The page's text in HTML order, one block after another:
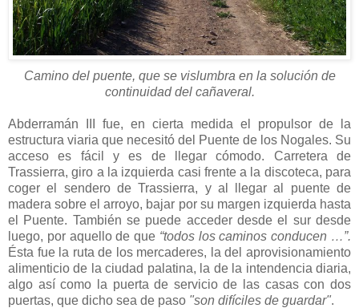
Camino del puente, que se vislumbra en la solución de
continuidad del cañaveral.
Abderramán III fue, en cierta medida el propulsor de la
estructura viaria que necesitó del Puente de los Nogales. Su
acceso es fácil y es de llegar cómodo. Carretera de
Trassierra, giro a la izquierda casi frente a la discoteca, para
coger el sendero de Trassierra, y al llegar al puente de
madera sobre el arroyo, bajar por su margen izquierda hasta
el Puente. También se puede acceder desde el sur desde
luego, por aquello de que “todos los caminos conducen …”.
Ésta fue la ruta de los mercaderes, la del aprovisionamiento
alimenticio de la ciudad palatina, la de la intendencia diaria,
algo así como la puerta de servicio de las casas con dos
puertas, que dicho sea de paso "son difíciles de guardar".